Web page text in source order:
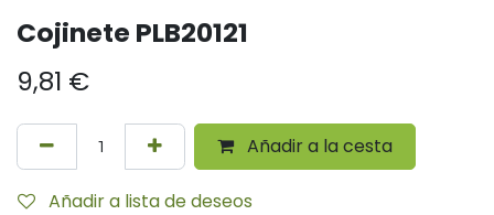
Cojinete PLB20121
9,81 €
Añadir a la cesta
Añadir a lista de deseos